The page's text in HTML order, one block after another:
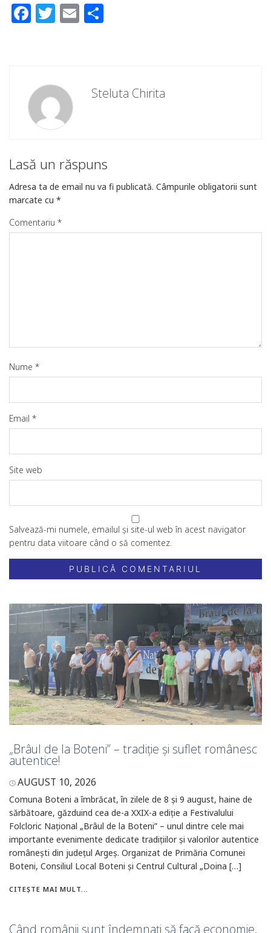
Facebook
Twitter
Email
Steluta Chirita
Lasă un răspuns
Adresa ta de email nu va fi publicată. Câmpurile obligatorii sunt
marcate cu *
Comentariu *
Nume *
Email *
Site web
Salvează-mi numele, emailul și site-ul web în acest navigator
pentru data viitoare când o să comentez.
„Brâul de la Boteni” – tradiție și suflet românesc
autentice!
AUGUST 10, 2026
Comuna Boteni a îmbrăcat, în zilele de 8 și 9 august, haine de
sărbătoare, găzduind cea de-a XXIX-a ediție a Festivalului
Folcloric Național „Brâul de la Boteni” – unul dintre cele mai
importante evenimente dedicate tradițiilor și valorilor autentice
românești din județul Argeș. Organizat de Primăria Comunei
Boteni, Consiliul Local Boteni și Centrul Cultural „Doina […]
CITEȘTE MAI MULT...
Când românii sunt îndemnați să facă economie,